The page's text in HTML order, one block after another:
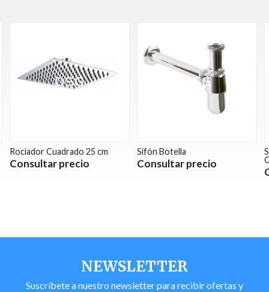
Rociador Cuadrado 25 cm
Consultar precio
Sifón Botella
Consultar precio
NEWSLETTER
Suscríbete a nuestro newsletter para recibir ofertas y